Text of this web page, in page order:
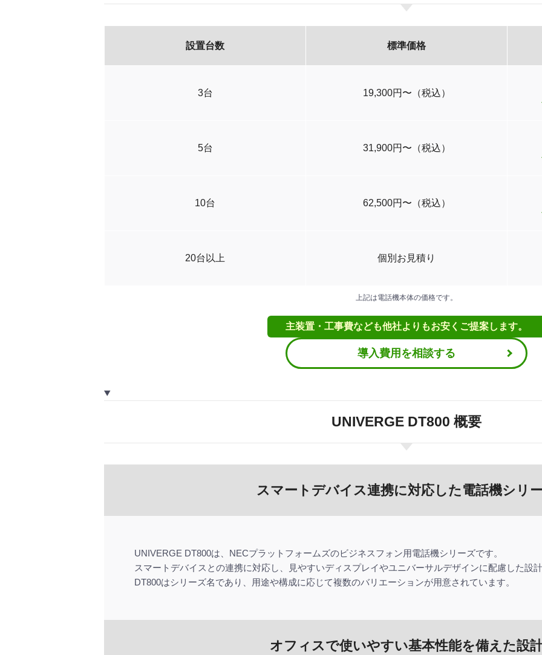
設置台数 標準価格
3台 19,300円〜（税込）
5台 31,900円〜（税込）
10台 62,500円〜（税込）
20台以上 個別お見積り
上記は電話機本体の価格です。
主装置・工事費なども他社よりもお安くご提案します。
導入費用を相談する
UNIVERGE DT800 概要
スマートデバイス連携に対応した電話機シリ
UNIVERGE DT800は、NECプラットフォームズのビジネスフォン用電話機シリーズです。
スマートデバイスとの連携に対応し、見やすいディスプレイやユニバーサルデザインに配慮した設
DT800はシリーズ名であり、用途や構成に応じて複数のバリエーションが用意されています。
オフィスで使いやすい基本性能を備えた設